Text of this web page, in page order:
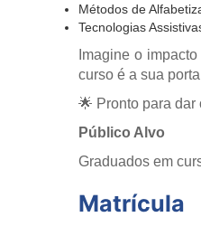
Métodos de
Tecnologias
Imagine o
curso é a sua
🌟 Pronto para
Público Alvo
Graduados em
Matrícula